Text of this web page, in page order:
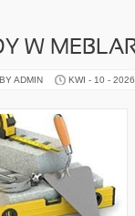
W
ADMIN KWI - 10 - 2026